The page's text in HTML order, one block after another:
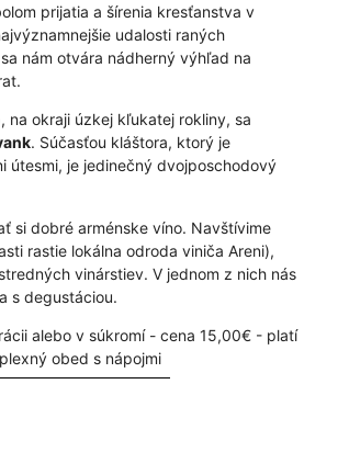
prijatia a šírenia kresťanstva v
udalosti raných
nám otvára nádherný výhľad na
na okraji úzkej kľukatej rokliny, sa
. Súčasťou kláštora, ktorý je
útesmi, je jedinečný dvojposchodový
si dobré arménske víno. Navštívime
rastie lokálna odroda viniča Areni),
vinárstiev. V jednom z nich nás
s degustáciou.
alebo v súkromí - cena 15,00€ - platí
obed s nápojmi